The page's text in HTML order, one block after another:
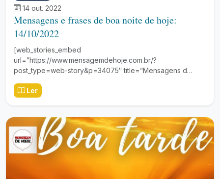
14 out. 2022
Mensagens e frases de boa noite de hoje:
14/10/2022
[web_stories_embed
url=”https://www.mensagemdehoje.com.br/?
post_type=web-story&p=34075″ title=”Mensagens d…
Ler